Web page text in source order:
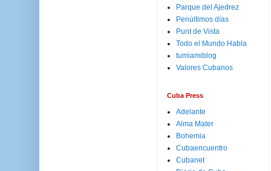
Parque del Ajedrez
Penúltimos días
Punt de Vista
Todo el Mundo Habla
tumiamiblog
Valores Cubanos
Cuba Press
Adelante
Alma Mater
Bohemia
Cubaencuentro
Cubanet